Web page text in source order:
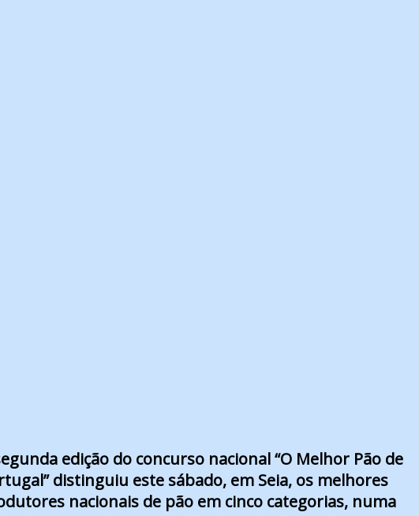
edição do concurso nacional “O Melhor Pão de
distinguiu este sábado, em Seia, os melhores
nacionais de pão em cinco categorias, numa